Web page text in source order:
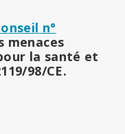
n°
menaces
la santé et
98/CE.